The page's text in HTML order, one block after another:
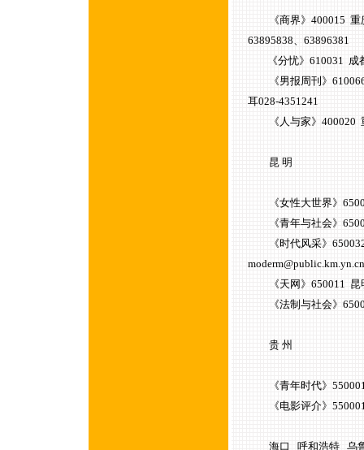
《商界》400015 重庆
63895838、63896381
《分忧》610031 成
《男报周刊》610066
耳028-4351241
《人与家》400020
昆 明
《女性大世界》
《青年与社会》
《时代风采》650032
《天网》650011 昆
《法制与社会》
贵 州
《青年时代》550001
《电影评介》550001
海口 呼和浩特 乌